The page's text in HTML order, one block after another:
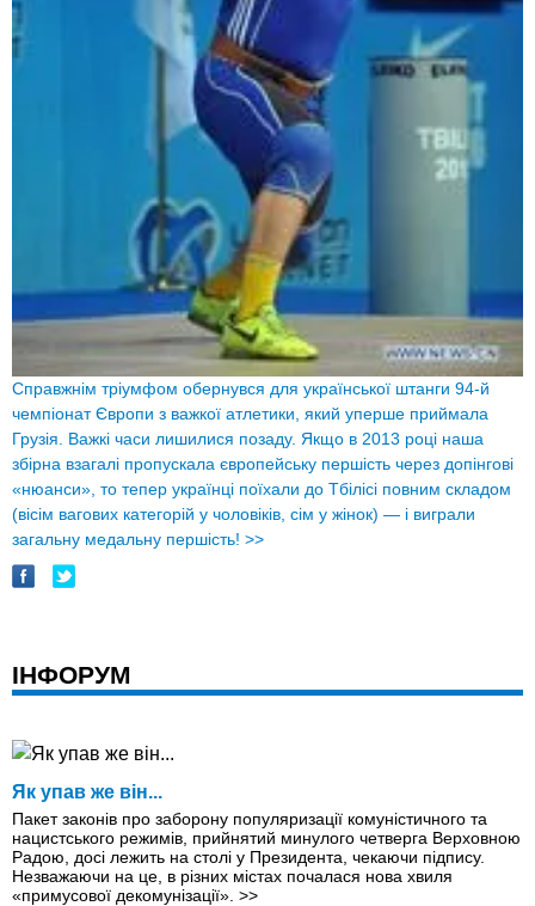
Справжнім тріумфом обернувся для української штанги 94-й
чемпіонат Європи з важкої атлетики, який уперше приймала
Грузія. Важкі часи лишилися позаду. Якщо в 2013 році наша
збірна взагалі пропускала європейську першість через допінгові
«нюанси», то тепер українці поїхали до Тбілісі повним складом
(вісім вагових категорій у чоловіків, сім у жінок) — і виграли
загальну медальну першість! >>
ІНФОРУМ
Як упав же вiн...
Пакет законів про заборону популяризації комуністичного та
нацистського режимів, прийнятий минулого четверга Верховною
Радою, досі лежить на столі у Президента, чекаючи підпису.
Незважаючи на це, в різних містах почалася нова хвиля
«примусової декомунізації». >>